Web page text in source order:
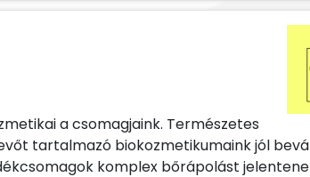
a csomagjaink. Természetes
tartalmazó biokozmetikumaink jól
komplex bőrápolást